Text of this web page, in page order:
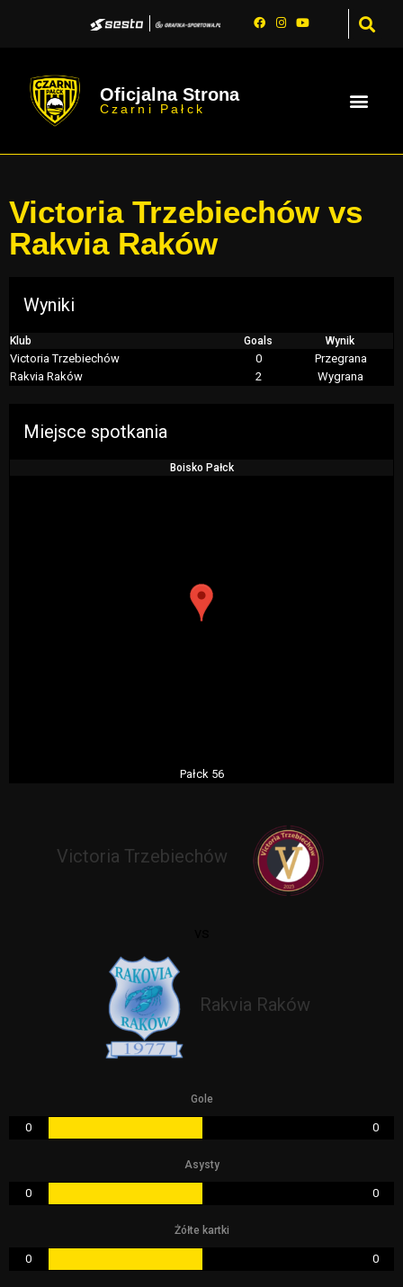
Oficjalna Strona
Czarni Pałck
Victoria Trzebiechów vs
Rakvia Raków
Wyniki
Klub Goals Wynik
Victoria Trzebiechów 0
Przegrana
Rakvia Raków
2 Wygrana
Miejsce spotkania
Boisko Pałck
Pałck 56
Victoria Trzebiechów
Rakvia Raków
Gole
0 0
Asysty
0 0
Żółte kartki
0 0